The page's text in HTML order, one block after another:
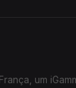
um